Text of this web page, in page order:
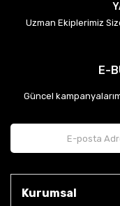
Uzman Ekiplerimiz
E-
Güncel
Kurumsal